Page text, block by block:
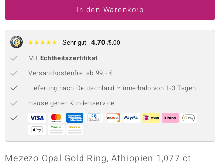
Collection
Classics
In den Warenkorb
★★★★★ Sehr gut 4.70 /5.00
Mit Echtheitszertifikat
Versandkostenfrei ab 99,- €
Lieferung nach Deutschland
innerhalb von 1-3 Tagen
Hauseigener Kundenservice
Mezezo Opal Gold Ring, Äthiopien 1,077 ct